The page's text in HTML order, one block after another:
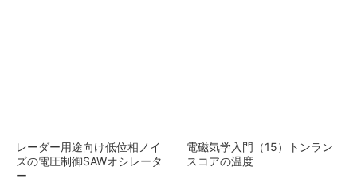
レーダー用途向け低位相ノイ
ズの電圧制御SAWオシレータ
ー
電磁気学入門（15）トンラン
スコアの温度